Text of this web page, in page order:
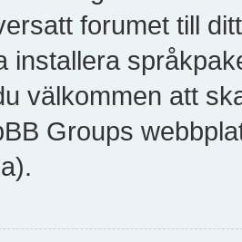
forumet till
installera
välkommen att
Groups